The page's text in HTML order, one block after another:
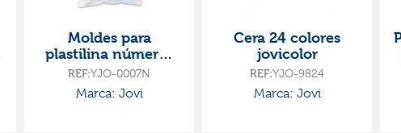
Moldes para
plastilina números
11 unidades jovi
REF:YJO-0007N
Marca: Jovi
Cera 24 colores
jovicolor
REF:YJO-9824
Marca: Jovi